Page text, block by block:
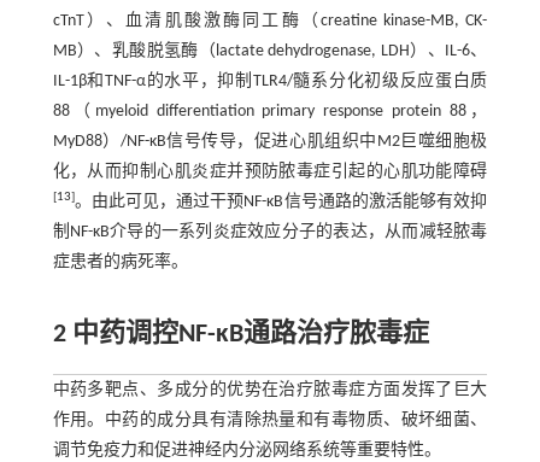
cTnT）、血清肌酸激酶同工酶（creatine kinase-MB, CK-
MB）、乳酸脱氢酶（lactate dehydrogenase, LDH）、IL-6、
IL-1β和TNF-α的水平，抑制TLR4/髓系分化初级反应蛋白质
88（myeloid differentiation primary response protein 88，
MyD88）/NF-κB信号传导，促进心肌组织中M2巨噬细胞极
化，从而抑制心肌炎症并预防脓毒症引起的心肌功能障碍
[13]。由此可见，通过干预NF-κB信号通路的激活能够有效抑
制NF-κB介导的一系列炎症效应分子的表达，从而减轻脓毒
症患者的病死率。
2 中药调控NF-κB通路治疗脓毒症
中药多靶点、多成分的优势在治疗脓毒症方面发挥了巨大
作用。中药的成分具有清除热量和有毒物质、破坏细菌、
调节免疫力和促进神经内分泌网络系统等重要特性。